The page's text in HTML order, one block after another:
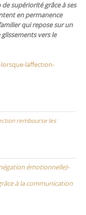
supériorité grâce à ses
en permanence
qui repose sur un
vers le
laffection-
rembourse les
émotionnelle)-
à la communication